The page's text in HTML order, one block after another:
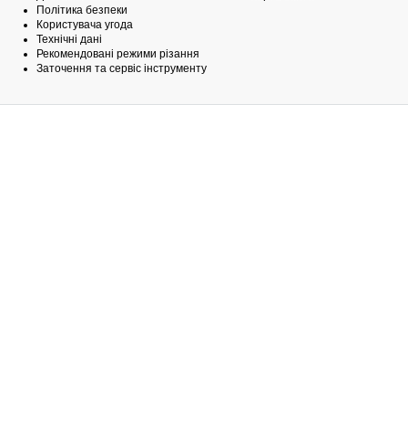
Політика безпеки
Користувача угода
Технічні дані
Рекомендовані режими різання
Заточення та сервіс інструменту